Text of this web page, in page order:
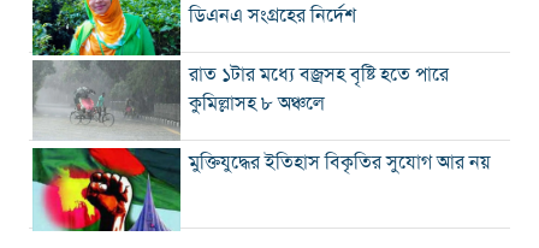
ডিএনএ সংগ্রহের নির্দেশ
রাত ১টার মধ্যে বজ্রসহ বৃষ্টি হতে পারে
কুমিল্লাসহ ৮ অঞ্চলে
মুক্তিযুদ্ধের ইতিহাস বিকৃতির সুযোগ আর নয়